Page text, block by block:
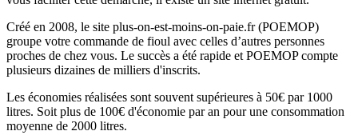
Créé en 2008, le site plus-on-est-moins-on-paie.fr (POEMOP)
groupe votre commande de fioul avec celles d’autres personnes
proches de chez vous. Le succès a été rapide et POEMOP compte
plusieurs dizaines de milliers d'inscrits.
Les économies réalisées sont souvent supérieures à 50€ par 1000
litres. Soit plus de 100€ d'économie par an pour une consommation
moyenne de 2000 litres.